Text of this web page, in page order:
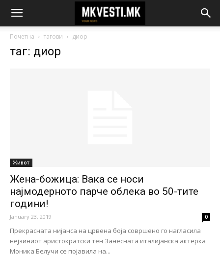
Почетна тагови диор
таг: диор
Живот
Жена-божица: Вака се носи
најмодерното парче облека во 50-тите
години!
January 23, 2019 0
Прекрасната нијанса на црвена боја совршено го нагласила
нејзиниот аристократски тен Занесната италијанска актерка
Моника Белучи се појавила на...